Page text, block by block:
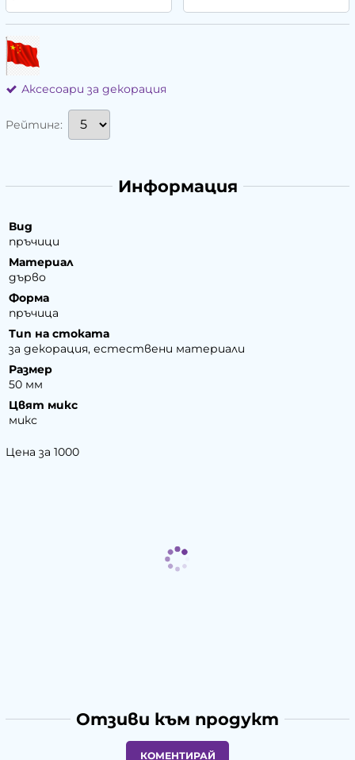
Аксесоари за декорация
Рейтинг:
Информация
Вид
пръчици
Материал
дърво
Форма
пръчица
Тип на стоката
за декорация, естествени материали
Размер
50 мм
Цвят микс
микс
Цена за 1000
Отзиви към продукт
КОМЕНТИРАЙ